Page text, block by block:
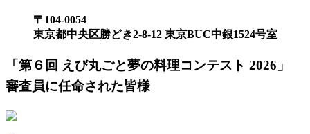
〒104-0054
東京都中央区勝どき2-8-12 東京BUC中銀1524号室
「第６回 えび丸ごと夢の料理コンテスト 2026」
審査員に任命された皆様